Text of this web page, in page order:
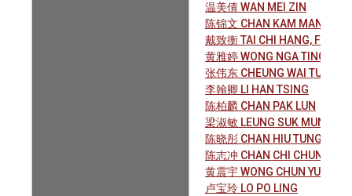
温美倩 WAN MEI ZIN
陈锦文 CHAN KAM MAN
戴致衡 TAI CHI HANG,
黄雅婷 WONG NGA TING
张伟东 CHEUNG WAI TUNG
李翰卿 LI HAN TSING
陈柏麟 CHAN PAK LUN
梁淑敏 LEUNG SUK MUN,
陈晓彤 CHAN HIU TUNG
陈志冲 CHAN CHI CHUNG,
黄震宇 WONG CHUN YU
卢宝玲 LO PO LING